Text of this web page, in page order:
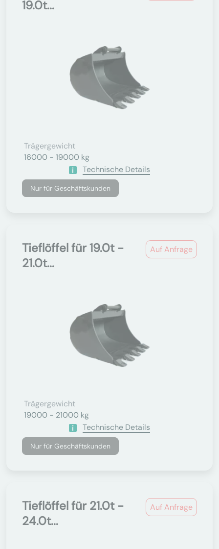
19.0t...
Trägergewicht
16000 - 19000 kg
Technische Details
Nur für Geschäftskunden
Auf Anfrage
Tieflöffel für 19.0t -
21.0t...
Trägergewicht
19000 - 21000 kg
Technische Details
Nur für Geschäftskunden
Auf Anfrage
Tieflöffel für 21.0t -
24.0t...